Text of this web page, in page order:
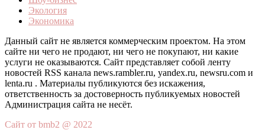
Экология
Экономика
Данный сайт не является коммерческим проектом. На этом
сайте ни чего не продают, ни чего не покупают, ни какие
услуги не оказываются. Сайт представляет собой ленту
новостей RSS канала news.rambler.ru, yandex.ru, newsru.com и
lenta.ru . Материалы публикуются без искажения,
ответственность за достоверность публикуемых новостей
Администрация сайта не несёт.
Сайт от bmb2 @ 2022